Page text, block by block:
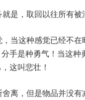
是，取回以往所有被
当这种感觉已经不
手是种勇气！当这种
这叫悲壮！
离，但是物品并没